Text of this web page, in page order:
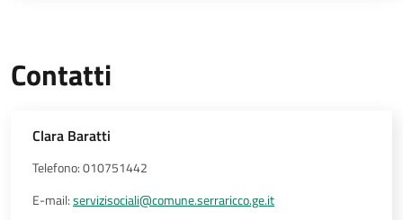
Contatti
Clara Baratti
Telefono: 010751442
E-mail:servizisociali@comune.serraricco.ge.it